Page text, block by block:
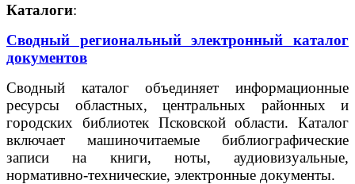
Каталоги:
Сводный региональный электронный каталог
документов
Сводный каталог объединяет информационные
ресурсы областных, центральных районных и
городских библиотек Псковской области. Каталог
включает машиночитаемые библиографические
записи на книги, ноты, аудиовизуальные,
нормативно-технические, электронные документы.